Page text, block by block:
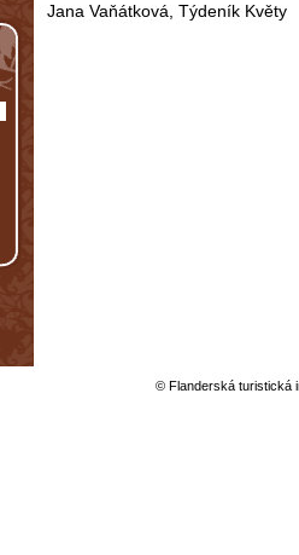
Jana Vaňátková, Týdeník Květy
© Flanderská turistická